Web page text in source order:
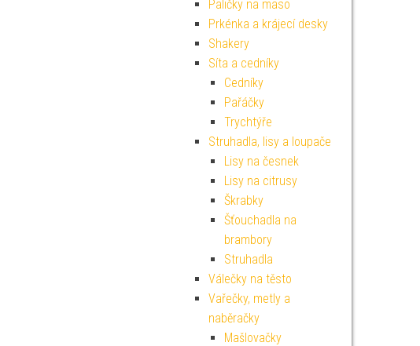
Paličky na maso
Prkénka a krájecí desky
Shakery
Síta a cedníky
Cedníky
Pařáčky
Trychtýře
Struhadla, lisy a loupače
Lisy na česnek
Lisy na citrusy
Škrabky
Šťouchadla na
brambory
Struhadla
Válečky na těsto
Vařečky, metly a
naběračky
Mašlovačky